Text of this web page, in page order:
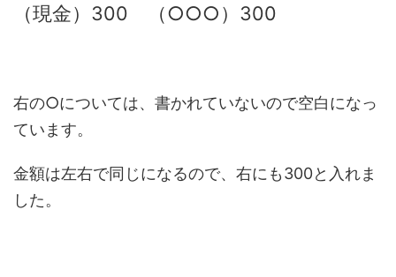
（現金）300 （○○○）300
右の○については、書かれていないので空白になっ
ています。
金額は左右で同じになるので、右にも300と入れま
した。